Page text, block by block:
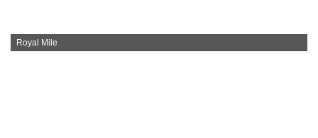
Royal Mile